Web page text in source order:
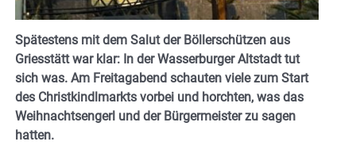
Spätestens mit dem Salut der Böllerschützen aus
Griesstätt war klar: In der Wasserburger Altstadt tut
sich was. Am Freitagabend schauten viele zum Start
des Christkindlmarkts vorbei und horchten, was das
Weihnachtsengerl und der Bürgermeister zu sagen
hatten.